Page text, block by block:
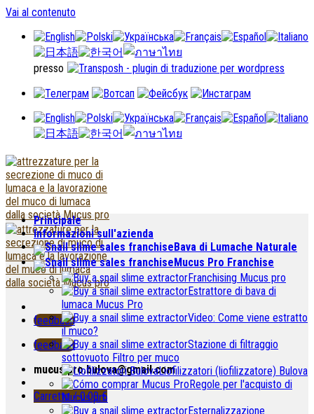
Vai al contenuto
presso
feedback
feedback
mucus.pro.bulova@gmail.com
Carretto /0.00€
Principale
Informazioni sull'azienda
Bava di Lumache Naturale
Mucus Pro Franchise
Franchising Mucus pro
Estrattore di bava di
lumaca Mucus Pro
Video: Come viene estratto
il muco?
Stazione di filtraggio
sottovuoto Filtro per muco
Liofilizzatori (liofilizzatore) Bulova
Regole per l'acquisto di
Mucus pro
Esternalizzazione